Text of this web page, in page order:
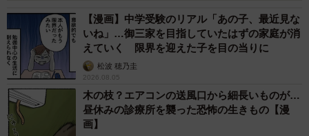
この漫画の記事を見る
→
https://maidonanews.jp/article/12793961
【漫画】中学受験のリアル「あの子、最近見な
いね」…御三家を目指していたはずの家庭が消
えていく 限界を迎えた子を目の当りに
松波 穂乃圭
2026.08.05
木の枝？エアコンの送風口から細長いものが…
昼休みの診療所を襲った恐怖の生きもの【漫
画】